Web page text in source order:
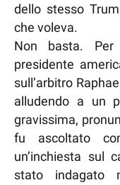
dello stesso
che voleva.
Non basta.
presidente
sull’arbitro
alludendo a un
gravissima,
fu ascoltato
un’inchiesta sul
stato indagato